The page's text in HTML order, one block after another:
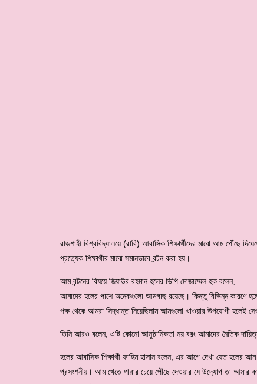
রাজশাহী বিশ্ববিদ্যালয়ে (রাবি) আবাসিক শিক্ষার্থীদের মাঝে আম পৌঁছে
প্রত্যেক শিক্ষার্থীর মাঝে সমানভাবে বন্টন করা হয়।
আম বন্টনের বিষয়ে জিয়াউর রহমান হলের ভিপি মোজাম্মেল হক বলেন,
আমাদের হলের পাশে অনেকগুলো আমগাছ রয়েছে। কিন্তু বিভিন্ন কারণে
পক্ষ থেকে আমরা সিদ্ধান্ত নিয়েছিলাম আমগুলো খাওয়ার উপযোগী হলেই
তিনি আরও বলেন, এটি কোনো আনুষ্ঠানিকতা নয় বরং আমাদের নৈতিক
হলের আবাসিক শিক্ষার্থী ফাহিম হাসান বলেন, এর আগে দেখা যেত হলের
প্রসংশনীয়। আম খেতে পারার চেয়ে পৌঁছে দেওয়ার যে উদ্যোগ তা আমার